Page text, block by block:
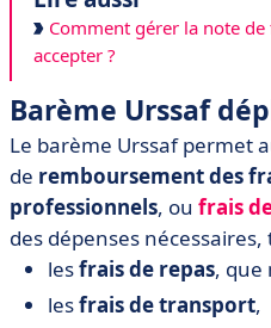
Comment gérer la note
accepter ?
Barème Urssaf
Le barème Urssaf permet
de remboursement des
professionnels, ou frais
des dépenses nécessaires,
lesfrais de repas, que
lesfrais de transport,